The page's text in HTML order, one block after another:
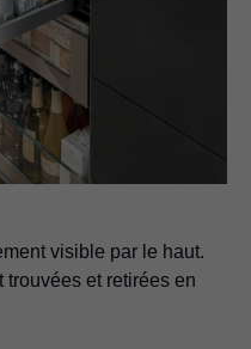
visible par le haut.
trouvées et retirées en